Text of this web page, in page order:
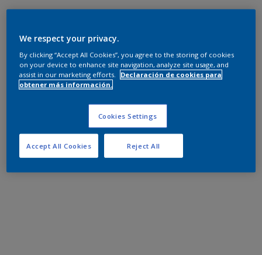
We respect your privacy.
By clicking “Accept All Cookies”, you agree to the storing of cookies
on your device to enhance site navigation, analyze site usage, and
assist in our marketing efforts.
Declaración de cookies para
obtener más información.
Cookies Settings
Reject All
Accept All Cookies